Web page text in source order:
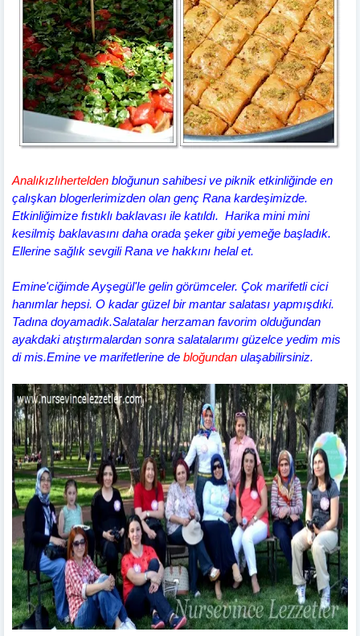
Analıkızlıhertelden bloğunun sahibesi ve piknik etkinliğinde en
çalışkan blogerlerimizden olan genç Rana kardeşimizde.
Etkinliğimize fıstıklı baklavası ile katıldı. Harika mini mini
kesilmiş baklavasını daha orada şeker gibi yemeğe başladık.
Ellerine sağlık sevgili Rana ve hakkını helal et.
Emine'ciğimde Ayşegül'le gelin görümceler. Çok marifetli cici
hanımlar hepsi. O kadar güzel bir mantar salatası yapmışdıki.
Tadına doyamadık.Salatalar herzaman favorim olduğundan
ayakdaki atıştırmalardan sonra salatalarımı güzelce yedim mis
di mis.Emine ve marifetlerine de bloğundan ulaşabilirsiniz.